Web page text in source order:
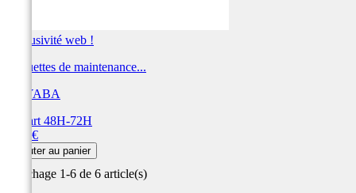
Exclusivité web !
Etiquettes de maintenance...
KAYABA
Départ 48H-72H
6,36 €
Ajouter au panier
Affichage 1-6 de 6 article(s)